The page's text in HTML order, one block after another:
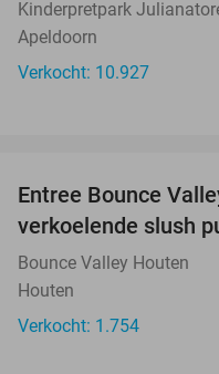
Kinderpretpark
Apeldoorn
Verkocht: 10.927
Entree Bounce
verkoelende slush
Bounce Valley Houten
Houten
Verkocht: 1.754